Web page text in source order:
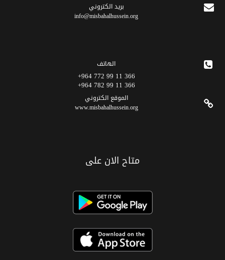
برید الکتروني
info@misbahalhussein.org
الهاتف
366 11 99 772 964+
366 11 99 782 964+
الموقع الکتروني
www.misbahalhussein.org
متاح الان على